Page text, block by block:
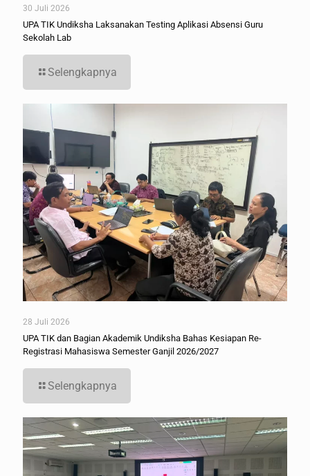
30 Juli 2026
UPA TIK Undiksha Laksanakan Testing Aplikasi Absensi Guru
Sekolah Lab
Selengkapnya
28 Juli 2026
UPA TIK dan Bagian Akademik Undiksha Bahas Kesiapan Re-
Registrasi Mahasiswa Semester Ganjil 2026/2027
Selengkapnya